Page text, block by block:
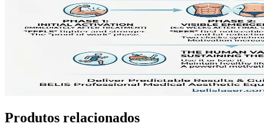
Produtos relacionados